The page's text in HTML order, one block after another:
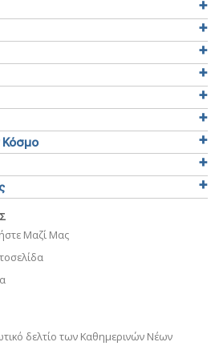
Κόσμο
Μαζί Μας
δελτίο των Καθημερινών Νέων